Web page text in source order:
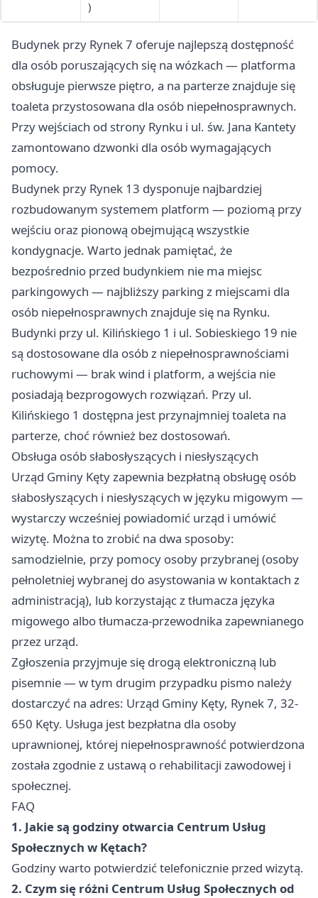
)
Rynku)
Budynek przy Rynek 7 oferuje najlepszą dostępność
dla osób poruszających się na wózkach — platforma
obsługuje pierwsze piętro, a na parterze znajduje się
toaleta przystosowana dla osób niepełnosprawnych.
Przy wejściach od strony Rynku i ul. św. Jana Kantety
zamontowano dzwonki dla osób wymagających
pomocy.
Budynek przy Rynek 13 dysponuje najbardziej
rozbudowanym systemem platform — poziomą przy
wejściu oraz pionową obejmującą wszystkie
kondygnacje. Warto jednak pamiętać, że
bezpośrednio przed budynkiem nie ma miejsc
parkingowych — najbliższy parking z miejscami dla
osób niepełnosprawnych znajduje się na Rynku.
Budynki przy ul. Kilińskiego 1 i ul. Sobieskiego 19 nie
są dostosowane dla osób z niepełnosprawnościami
ruchowymi — brak wind i platform, a wejścia nie
posiadają bezprogowych rozwiązań. Przy ul.
Kilińskiego 1 dostępna jest przynajmniej toaleta na
parterze, choć również bez dostosowań.
Obsługa osób słabosłyszących i niesłyszących
Urząd Gminy Kęty zapewnia bezpłatną obsługę osób
słabosłyszących i niesłyszących w języku migowym —
wystarczy wcześniej powiadomić urząd i umówić
wizytę. Można to zrobić na dwa sposoby:
samodzielnie, przy pomocy osoby przybranej (osoby
pełnoletniej wybranej do asystowania w kontaktach z
administracją), lub korzystając z tłumacza języka
migowego albo tłumacza-przewodnika zapewnianego
przez urząd.
Zgłoszenia przyjmuje się drogą elektroniczną lub
pisemnie — w tym drugim przypadku pismo należy
dostarczyć na adres: Urząd Gminy Kęty, Rynek 7, 32-
650 Kęty. Usługa jest bezpłatna dla osoby
uprawnionej, której niepełnosprawność potwierdzona
została zgodnie z ustawą o rehabilitacji zawodowej i
społecznej.
FAQ
1. Jakie są godziny otwarcia Centrum Usług
Społecznych w Kętach?
Godziny warto potwierdzić telefonicznie przed wizytą.
2. Czym się różni Centrum Usług Społecznych od